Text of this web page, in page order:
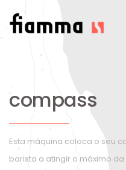
compass
Esta máquina coloca o seu
barista a atingir o máximo